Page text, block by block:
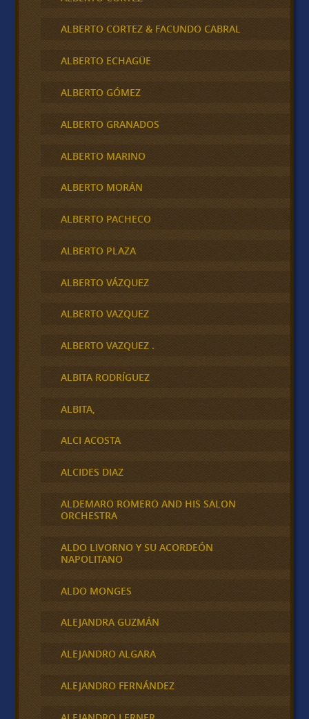
ALBERTO CORTEZ & FACUNDO CABRAL
ALBERTO ECHAGÜE
ALBERTO GÓMEZ
ALBERTO GRANADOS
ALBERTO MARINO
ALBERTO MORÁN
ALBERTO PACHECO
ALBERTO PLAZA
ALBERTO VÁZQUEZ
ALBERTO VAZQUEZ
ALBERTO VAZQUEZ .
ALBITA RODRÍGUEZ
ALBITA,
ALCI ACOSTA
ALCIDES DIAZ
ALDEMARO ROMERO AND HIS SALON
ORCHESTRA
ALDO LIVORNO Y SU ACORDEÓN
NAPOLITANO
ALDO MONGES
ALEJANDRA GUZMÁN
ALEJANDRO ALGARA
ALEJANDRO FERNÁNDEZ